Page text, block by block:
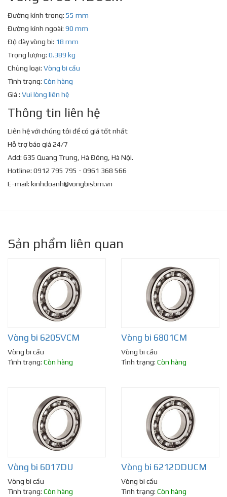
Đường kính trong: 55 mm
Đường kính ngoài: 90 mm
Độ dày vòng bi: 18 mm
Trọng lượng: 0.389 kg
Chủng loại: Vòng bi cầu
Tình trạng: Còn hàng
Giá : Vui lòng liên hệ
Thông tin liên hệ
Liên hệ với chúng tôi để có giá tốt nhất
Hỗ trợ báo giá 24/7
Add: 635 Quang Trung, Hà Đông, Hà Nội.
Hotline: 0912 795 795 - 0961 368 566
E-mail: kinhdoanh@vongbisbm.vn
Sản phẩm liên quan
Vòng bi 6205VCM
Vòng bi cầu
Tình trạng: Còn hàng
Vòng bi 6801CM
Vòng bi cầu
Tình trạng: Còn hàng
Vòng bi 6017DU
Vòng bi cầu
Tình trạng: Còn hàng
Vòng bi 6212DDUCM
Vòng bi cầu
Tình trạng: Còn hàng